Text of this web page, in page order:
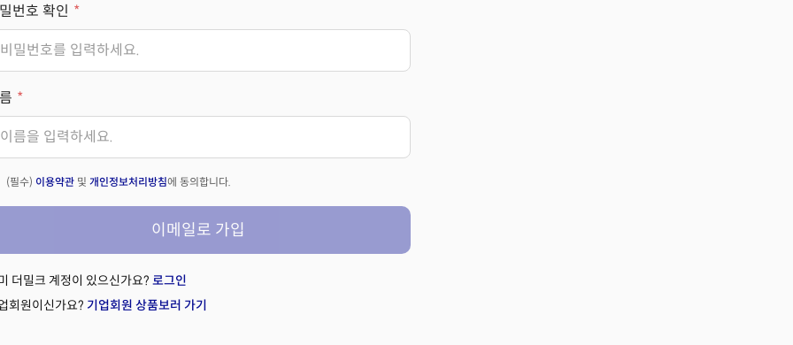
번호 확인
(필수) 이용약관 및 개인정보처리방침에 동의합니다.
이메일로 가입
더밀크 계정이 있으신가요? 로그인
회원이신가요? 기업회원 상품보러 가기